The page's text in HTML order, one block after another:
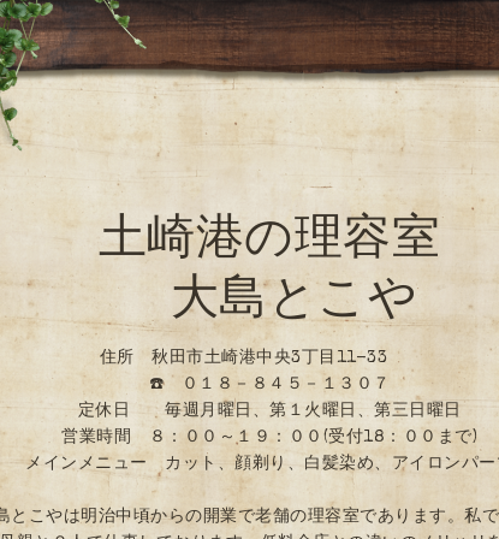
土崎港の理容室
大島とこや
住所 秋田市土崎港中央3丁目11-33
☎️ ０１８－８４５－１３０７
定休日 毎週月曜日、第１火曜日、第三日曜日
営業時間 ８：００～１９：００(受付18：００まで)
メインメニュー カット、顔剃り、白髪染め、アイロンパー
とこやは明治中頃からの開業で老舗の理容室であります。私